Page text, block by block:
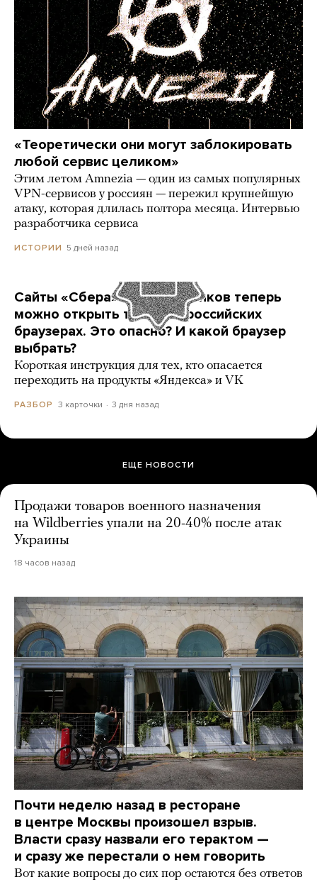
«Теоретически они могут заблокировать
любой сервис целиком»
Этим летом Amnezia — один из самых популярных
VPN-сервисов у россиян — пережил крупнейшую
атаку, которая длилась полтора месяца. Интервью
разработчика сервиса
ИСТОРИИ 5 дней назад
Сайты «Сбера» и других банков теперь
можно открыть только в российских
браузерах. Это опасно? И какой браузер
выбрать?
Короткая инструкция для тех, кто опасается
переходить на продукты «Яндекса» и VK
РАЗБОР 3 карточки 3 дня назад
ЕЩЕ НОВОСТИ
Продажи товаров военного назначения
на Wildberries упали на 20-40% после атак
Украины
18 часов назад
Почти неделю назад в ресторане
в центре Москвы произошел взрыв.
Власти сразу назвали его терактом —
и сразу же перестали о нем говорить
Вот какие вопросы до сих пор остаются без ответов